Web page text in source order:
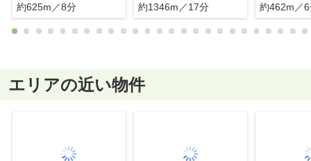
約625m／8分
約1346m／17分
約462m／
エリアの近い物件